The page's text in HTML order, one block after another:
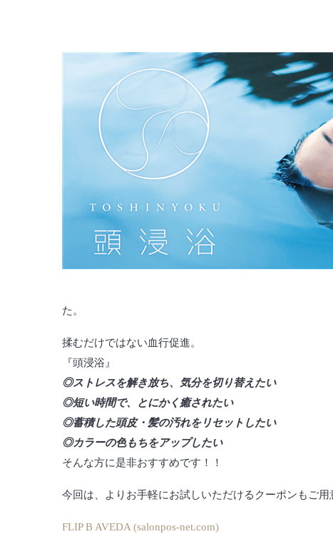
た。
揉むだけではない血行促進。
『頭浸浴』
◎ストレスを解き放ち、気分を切り替えたい
◎短い時間で、とにかく癒されたい
◎蓄積した頭皮・髪の汚れをリセットしたい
◎カラーの色もちをアップしたい
そんな方に是非おすすめです！！
今回は、よりお手軽にお試しいただけるクーポンもご用
FLIP B AVEDA (salonpos-net.com)